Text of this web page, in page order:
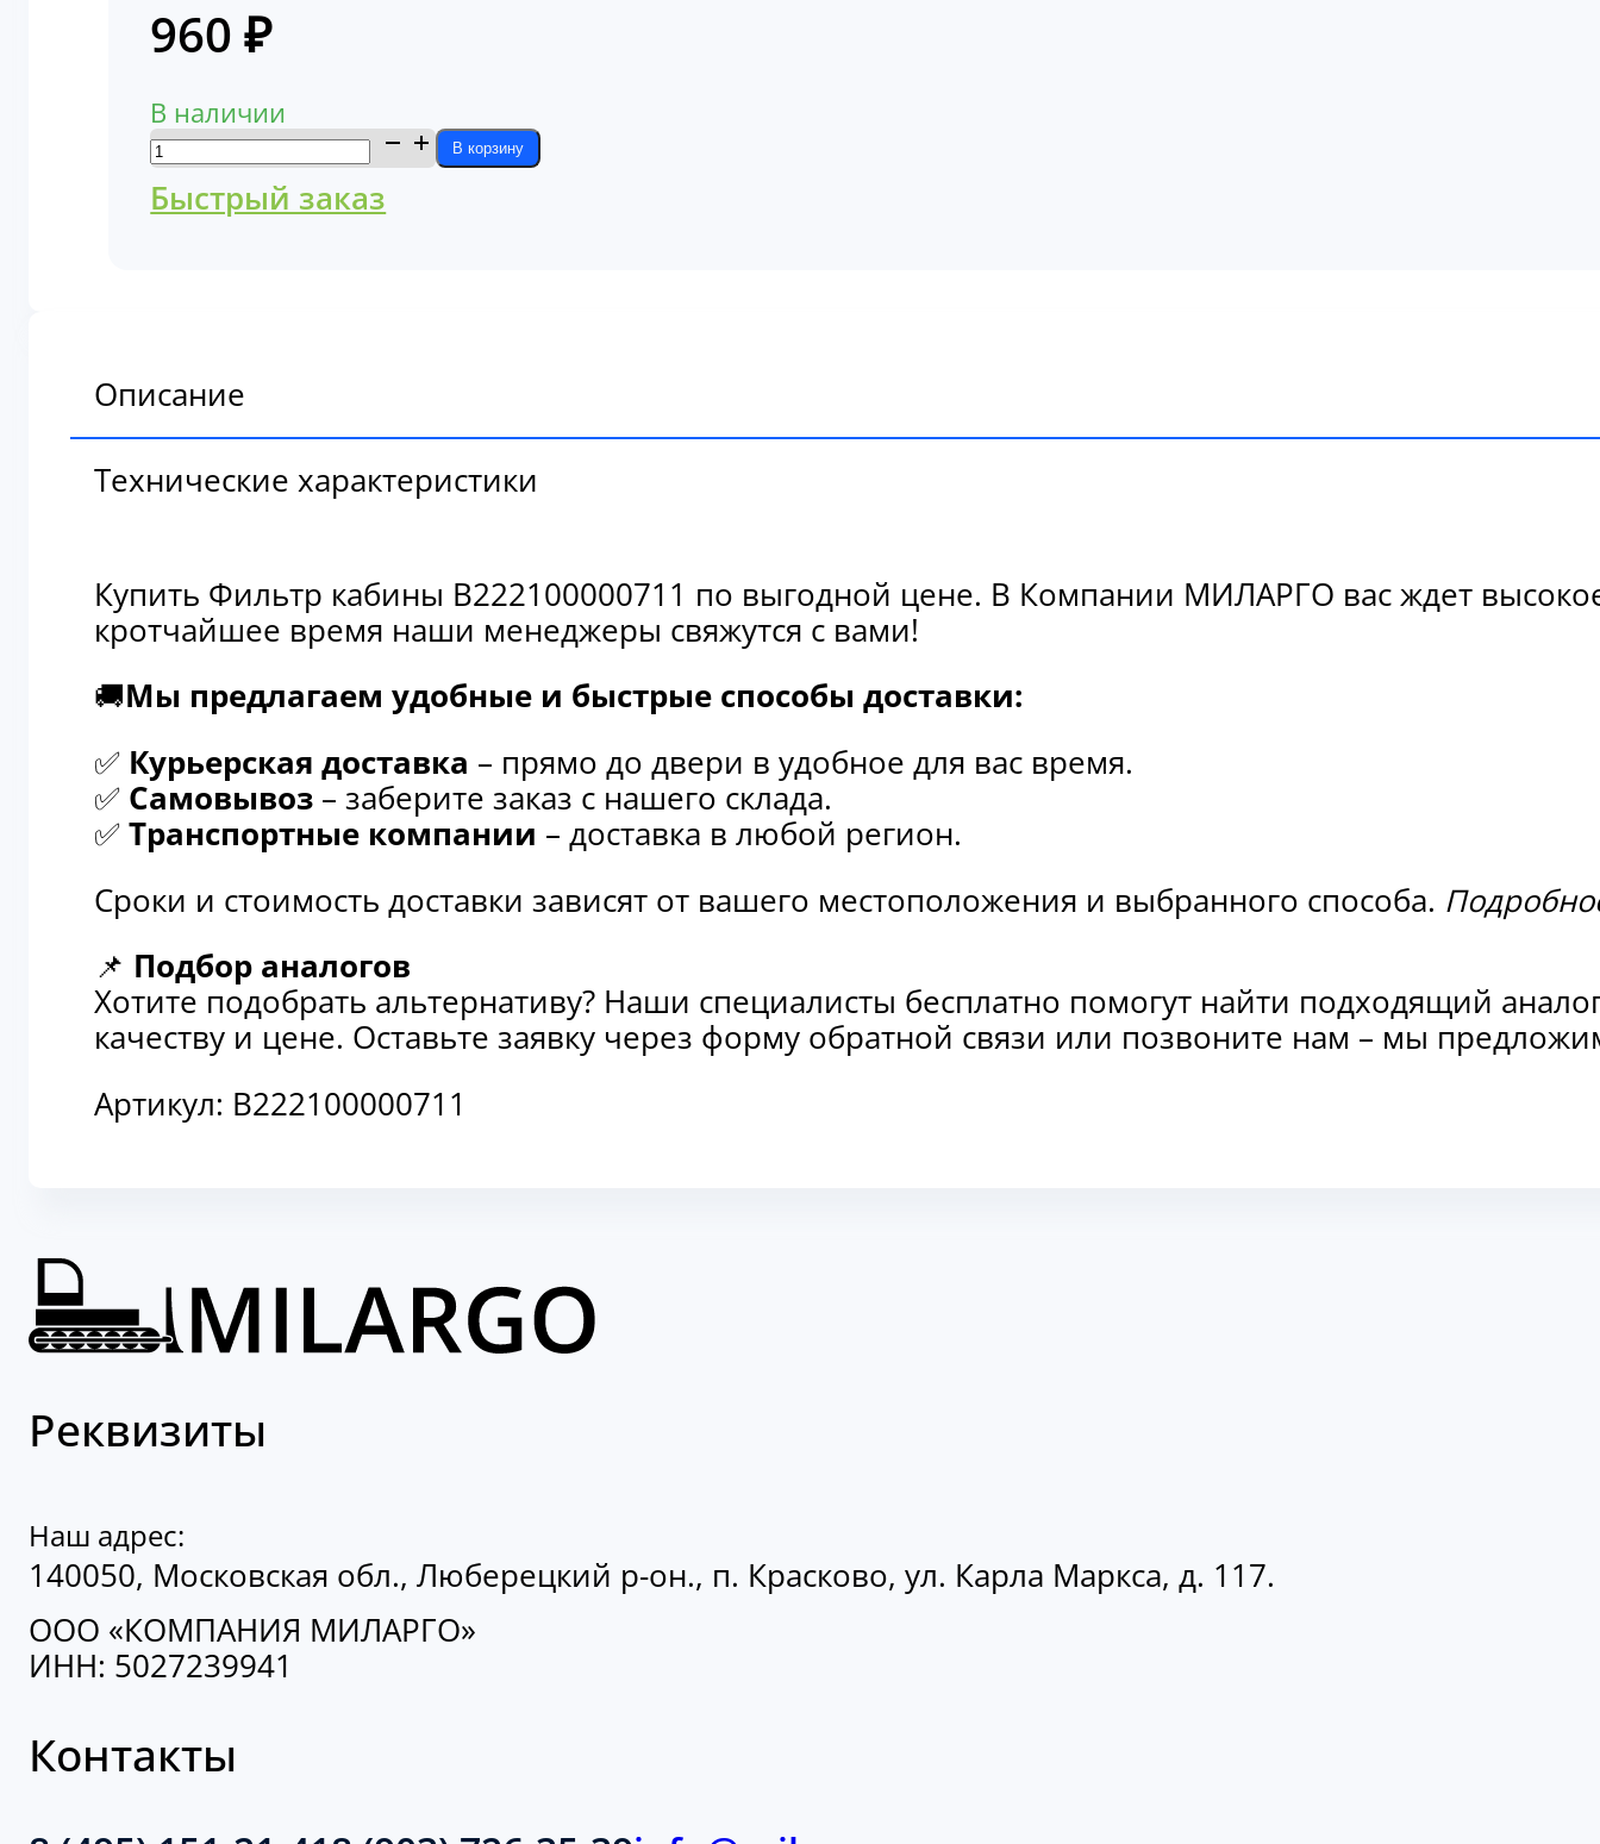
960₽
В наличии
Количество
товара
Фильтр
В корзину
Быстрый заказ
Описание
Технические характеристики
Купить Фильтр кабины В222100000711 по выгодной цене. В Компании МИЛАРГО вас ждет
кротчайшее время наши менеджеры свяжутся с вами!
🚚Мы предлагаем удобные и быстрые способы доставки:
✅ Курьерская доставка – прямо до двери в удобное для вас время.
✅ Самовывоз – заберите заказ с нашего склада.
✅ Транспортные компании – доставка в любой регион.
Сроки и стоимость доставки зависят от вашего местоположения и выбранного способа.
📌 Подбор аналогов
Хотите подобрать альтернативу? Наши специалисты бесплатно помогут найти подходящий
качеству и цене. Оставьте заявку через форму обратной связи или позвоните нам – мы
Артикул: В222100000711
Реквизиты
Наш адрес:
140050, Московская обл., Люберецкий р-он., п. Красково, ул. Карла Маркса, д. 117.
ООО «КОМПАНИЯ МИЛАРГО»
ИНН: 5027239941
Контакты